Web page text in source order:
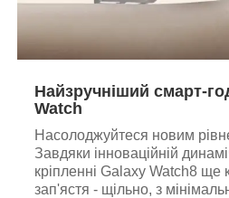
Найзручніший смарт-
Watch
Насолоджуйтеся новим
Завдяки інноваційній
кріпленні Galaxy Watch8
зап'ястя - щільно, з